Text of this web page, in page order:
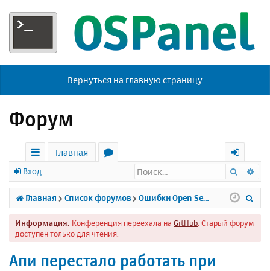
Вернуться на главную страницу
Форум
с
ы
л
к
Главная
р
у
м
х
о
д
Вход Поиск
Главная Список форумов
Информация: Конференция переехала на GitHub . Старый форум
доступен только для чтения.
Апи перестало работать при